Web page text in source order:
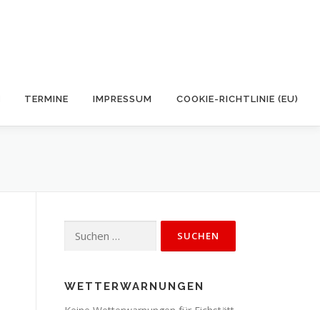
TERMINE IMPRESSUM COOKIE-RICHTLINIE (EU)
nach:
WETTERWARNUNGEN